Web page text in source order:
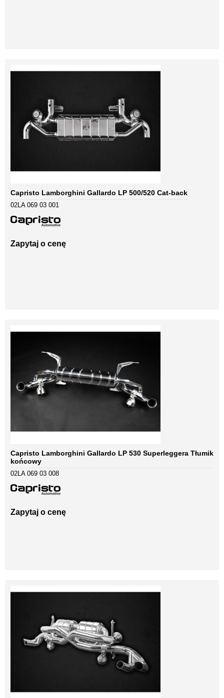
Capristo Lamborghini Gallardo LP 500/520 Cat-back
02LA 069 03 001
Zapytaj o cenę
Capristo Lamborghini Gallardo LP 530 Superleggera Tłumik
końcowy
02LA 069 03 008
Zapytaj o cenę